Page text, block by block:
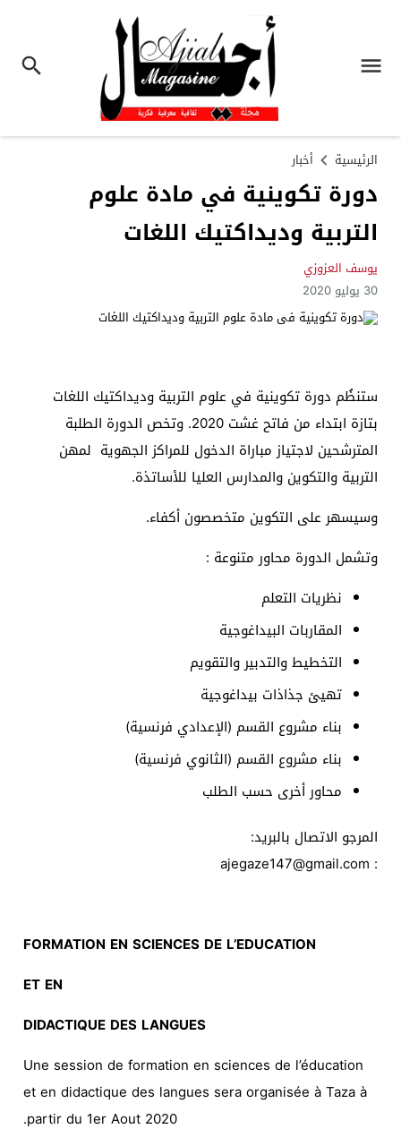
الرئيسية أخبار
دورة تكوينية في مادة علوم
التربية وديداكتيك اللغات
يوسف العزوزي
30 يوليو 2020
ستنظُم دورة تكوينية في علوم التربية وديداكتيك اللغات
بتازة ابتداء من فاتح غشت 2020. وتخص الدورة الطلبة
المترشحين لاجتياز مباراة الدخول للمراكز الجهوية لمهن
التربية والتكوين والمدارس العليا للأساتذة.
وسيسهر على التكوين متخصصون أكفاء.
وتشمل الدورة محاور متنوعة :
نظريات التعلم
المقاربات البيداغوجية
التخطيط والتدبير والتقويم
تهيئ جذاذات بيداغوجية
بناء مشروع القسم (الإعدادي فرنسية)
بناء مشروع القسم (الثانوي فرنسية)
محاور أخرى حسب الطلب
المرجو الاتصال بالبريد:
: ajegaze147@gmail.com
FORMATION EN SCIENCES DE L’EDUCATION
ET EN
DIDACTIQUE DES LANGUES
Une session de formation en sciences de l’éducation
et en didactique des langues sera organisée à Taza à
partir du 1er Aout 2020.